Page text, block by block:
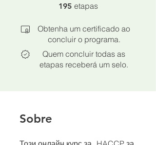
195 etapas
Obtenha um certificado ao
concluir o programa.
Quem concluir todas as
etapas receberá um selo.
Sobre